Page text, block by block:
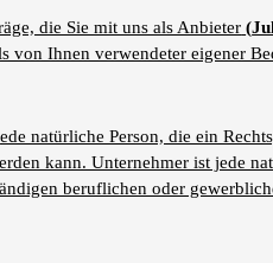
die Sie mit uns als Anbieter (
von Ihnen verwendeter eigener
natürliche Person, die ein
kann. Unternehmer ist jede
beruflichen oder